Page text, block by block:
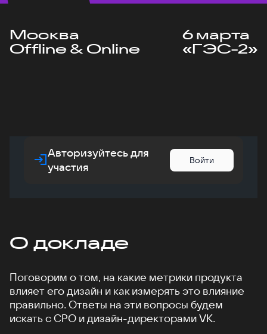
Москва
Offline & Online
6 марта
«ГЭС-2»
Авторизуйтесь для
участия
Войти
О докладе
Поговорим о том, на какие метрики продукта
влияет его дизайн и как измерять это влияние
правильно. Ответы на эти вопросы будем
искать с CPO и дизайн-директорами VK.